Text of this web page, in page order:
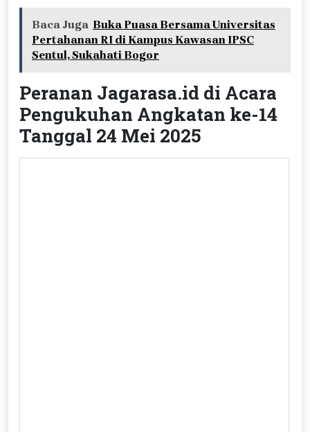
Baca Juga Buka Puasa Bersama Universitas
Pertahanan RI di Kampus Kawasan IPSC
Sentul, Sukahati Bogor
Peranan Jagarasa.id di Acara
Pengukuhan Angkatan ke-14
Tanggal 24 Mei 2025